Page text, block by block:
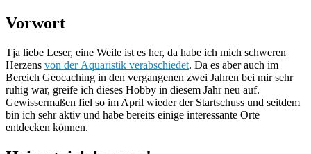
Vorwort
Tja liebe Leser, eine Weile ist es her, da habe ich mich schweren
Herzens von der Aquaristik verabschiedet. Da es aber auch im
Bereich Geocaching in den vergangenen zwei Jahren bei mir sehr
ruhig war, greife ich dieses Hobby in diesem Jahr neu auf.
Gewissermaßen fiel so im April wieder der Startschuss und seitdem
bin ich sehr aktiv und habe bereits einige interessante Orte
entdecken können.